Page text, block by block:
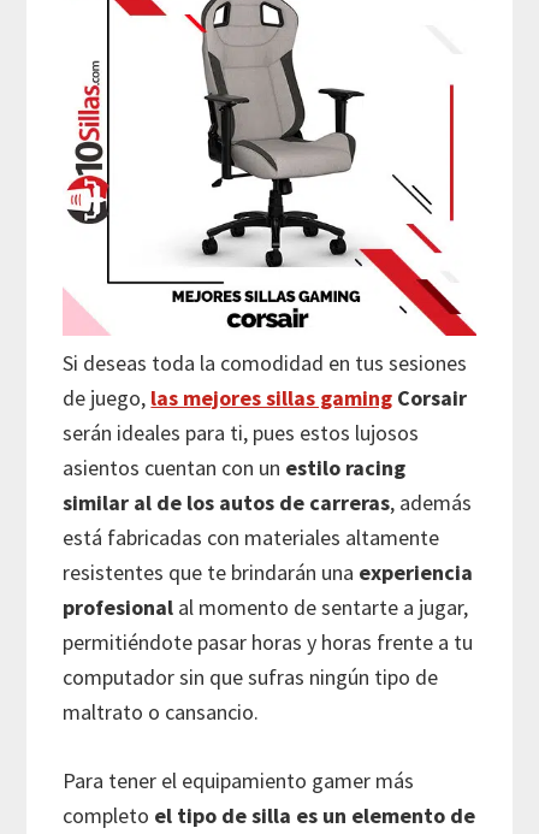
Si deseas toda la comodidad en tus sesiones
de juego, las mejores sillas gaming Corsair
serán ideales para ti, pues estos lujosos
asientos cuentan con un estilo racing
similar al de los autos de carreras, además
está fabricadas con materiales altamente
resistentes que te brindarán una experiencia
profesional al momento de sentarte a jugar,
permitiéndote pasar horas y horas frente a tu
computador sin que sufras ningún tipo de
maltrato o cansancio.
Para tener el equipamiento gamer más
completo el tipo de silla es un elemento de